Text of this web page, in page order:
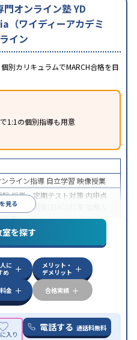
門オンライン塾 YD
（ワイディーアカデミ
イン
別カリキュラムでMARCH合格を目
1:1の個別指導も用意
見る
ンライン指導 自立学習 映像授業
験授業・定期テスト対策 内申点
着 総合型選抜(旧AO)対策
対策
授業の振替可能
レットを利用オンライン対応1
を探す
に
め
メリット・
デメリット
金 合格実績
電話する 通話料無料